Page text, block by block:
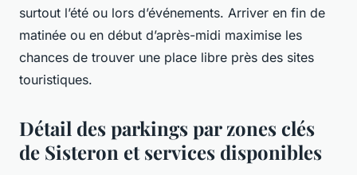
surtout l’été ou lors d’événements. Arriver en fin de
matinée ou en début d’après-midi maximise les
chances de trouver une place libre près des sites
touristiques.
Détail des parkings par zones clés
de Sisteron et services disponibles